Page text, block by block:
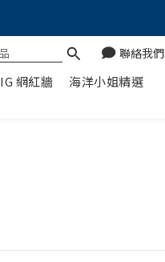
聯絡我們
IG 網紅牆 海洋小姐精選